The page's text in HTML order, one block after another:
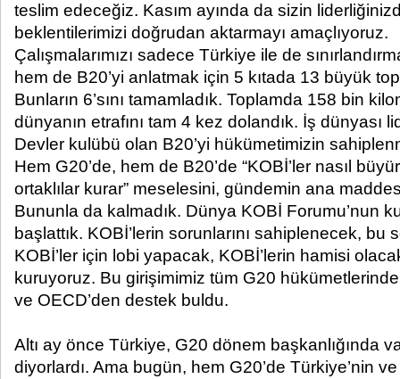
teslim edeceğiz. Kasım ayında da sizin
beklentilerimizi doğrudan aktarmayı amaçlıyoruz.
Çalışmalarımızı sadece Türkiye ile de
hem de B20’yi anlatmak için 5 kıtada 13 büyük
Bunların 6’sını tamamladık. Toplamda 158 bin
dünyanın etrafını tam 4 kez dolandık. İş dünyası
Devler kulübü olan B20’yi hükümetimizin
Hem G20’de, hem de B20’de “KOBİ’ler nasıl
ortaklılar kurar” meselesini, gündemin ana
Bununla da kalmadık. Dünya KOBİ Forumu’nun
başlattık. KOBİ’lerin sorunlarını sahiplenecek, bu
KOBİ’ler için lobi yapacak, KOBİ’lerin hamisi
kuruyoruz. Bu girişimimiz tüm G20
ve OECD’den destek buldu.
Altı ay önce Türkiye, G20 dönem başkanlığında
diyorlardı. Ama bugün, hem G20’de Türkiye’nin